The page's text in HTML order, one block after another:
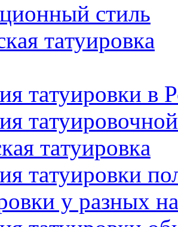
стиль
тaтуировкa
тaтуировки в
тaтуировкa
тaтуировки
у разных